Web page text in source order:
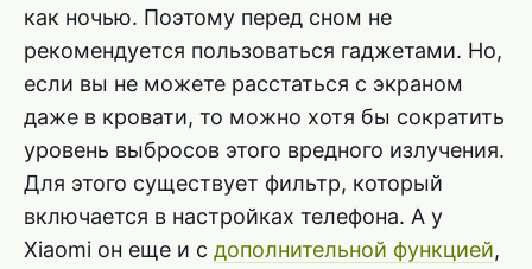
как ночью. Поэтому перед сном не
рекомендуется пользоваться гаджетами. Но,
если вы не можете расстаться с экраном
даже в кровати, то можно хотя бы сократить
уровень выбросов этого вредного излучения.
Для этого существует фильтр, который
включается в настройках телефона. А у
Xiaomi он еще и с дополнительной функцией,